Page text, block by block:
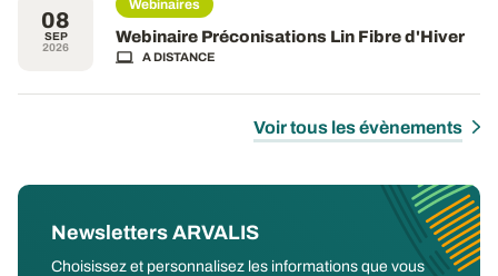
08
SEP
2026
Webinaires
Webinaire Préconisations Lin Fibre d'Hiver
A DISTANCE
Voir tous les évènements
Newsletters ARVALIS
Choisissez et personnalisez les informations que vous